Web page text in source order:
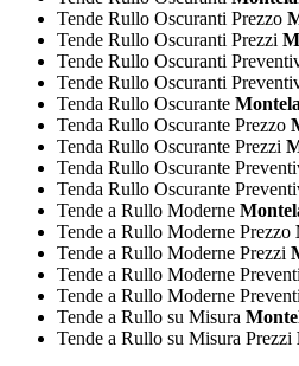
Tende Rullo Oscuranti Prezzo
Tende Rullo Oscuranti Prezzi
Tende Rullo Oscuranti
Tende Rullo Oscuranti
Tenda Rullo Oscurante
Tenda Rullo Oscurante Prezzo
Tenda Rullo Oscurante Prezzi
Tenda Rullo Oscurante
Tenda Rullo Oscurante
Tende a Rullo Moderne
Tende a Rullo Moderne Prezzo
Tende a Rullo Moderne Prezzi
Tende a Rullo Moderne
Tende a Rullo Moderne
Tende a Rullo su Misura
Tende a Rullo su Misura Prezzi